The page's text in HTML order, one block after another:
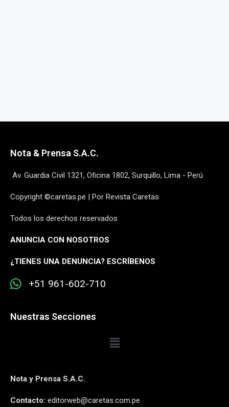
Nota & Prensa S.A.C.
Av. Guardia Civil 1321, Oficina 1802, Surquillo, Lima - Perú
Copyright ©caretas.pe | Por Revista Caretas
Todos los derechos reservados
ANUNCIA CON NOSOTROS
¿TIENES UNA DENUNCIA? ESCRÍBENOS
+51 961-602-710
Nuestras Secciones
Nota y Prensa S.A.C.
Contacto: editorweb@caretas.com.pe